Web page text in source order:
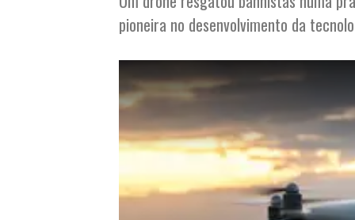
pioneira no desenvolvimento da